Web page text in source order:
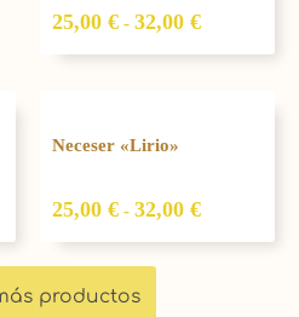
25,00 € - 32,00 €
Neceser «Lirio»
25,00 € - 32,00 €desde
productos